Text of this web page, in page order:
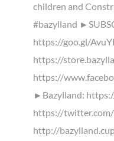
children and
#bazylland
https://goo.gl/
https://
https://
►Bazylland:
https://
http://